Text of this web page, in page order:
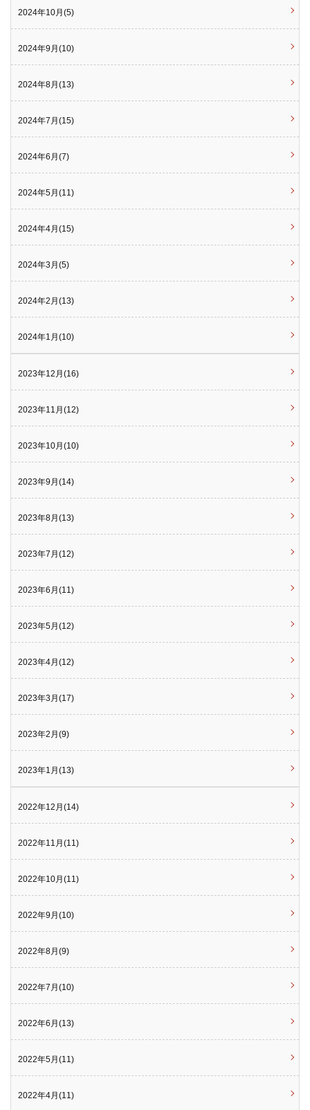
2024年10月(5)
2024年9月(10)
2024年8月(13)
2024年7月(15)
2024年6月(7)
2024年5月(11)
2024年4月(15)
2024年3月(5)
2024年2月(13)
2024年1月(10)
2023年12月(16)
2023年11月(12)
2023年10月(10)
2023年9月(14)
2023年8月(13)
2023年7月(12)
2023年6月(11)
2023年5月(12)
2023年4月(12)
2023年3月(17)
2023年2月(9)
2023年1月(13)
2022年12月(14)
2022年11月(11)
2022年10月(11)
2022年9月(10)
2022年8月(9)
2022年7月(10)
2022年6月(13)
2022年5月(11)
2022年4月(11)